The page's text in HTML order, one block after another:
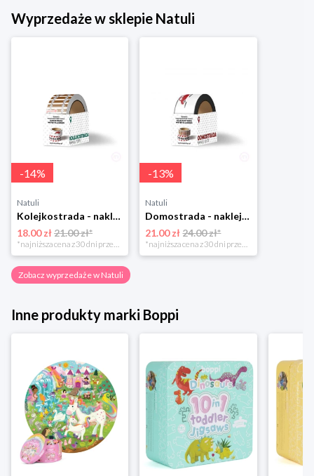
Wyprzedaże w sklepie Natuli
-14%
Natuli
Kolejkostrada - naklejaj tory Zuzutoys
18.00 zł21.00 zł*
*najniższa cena z 30 dni przed obniżką
-13%
Natuli
Domostrada - naklejaj ulice Zuzutoys
21.00 zł 24.00 zł*
*najniższa cena z 30 dni przed obniżką
Zobacz wyprzedaże w Natuli
Inne produkty marki Boppi